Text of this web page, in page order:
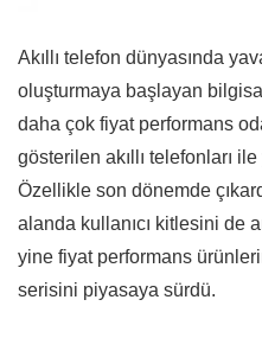
Akıllı telefon dünyasında
oluşturmaya başlayan
daha çok fiyat performans
gösterilen akıllı telefonları
Özellikle son dönemde
alanda kullanıcı kitlesini de
yine fiyat performans
serisini piyasaya sürdü.